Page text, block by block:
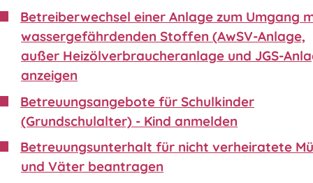
Betreiberwechsel einer Anlage zum Umgang
wassergefährdenden Stoffen (AwSV-Anlage,
außer Heizölverbraucheranlage und JGS-
anzeigen
Betreuungsangebote für Schulkinder
(Grundschulalter) - Kind anmelden
Betreuungsunterhalt für nicht verheiratete
und Väter beantragen